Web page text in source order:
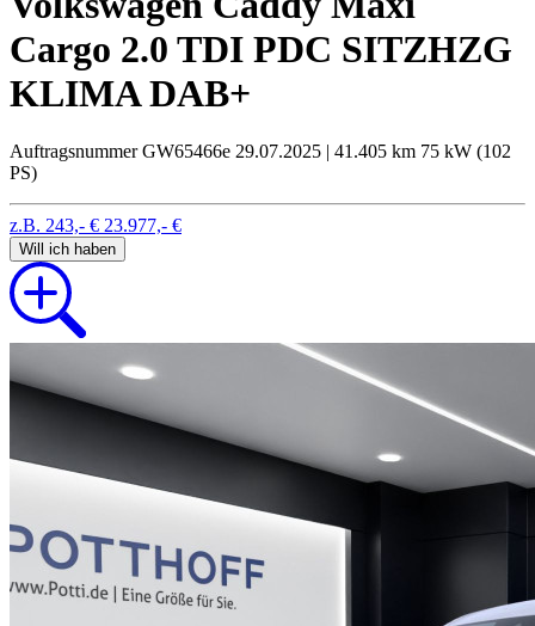
Cargo 2.0 TDI PDC SITZHZG
KLIMA DAB+
Auftragsnummer GW65466e 29.07.2025 | 41.405 km 75 kW (102
PS)
z.B. 243,- € 23.977,- €
Will ich haben